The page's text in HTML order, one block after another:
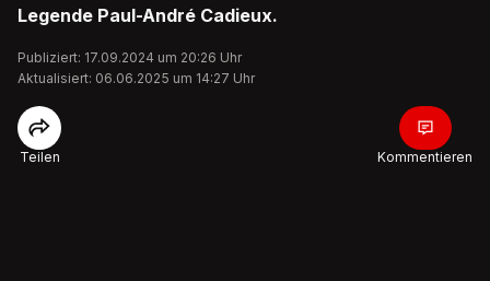
Legende Paul-André Cadieux.
Publiziert: 17.09.2024 um 20:26 Uhr
Aktualisiert: 06.06.2025 um 14:27 Uhr
Teilen Kommentieren